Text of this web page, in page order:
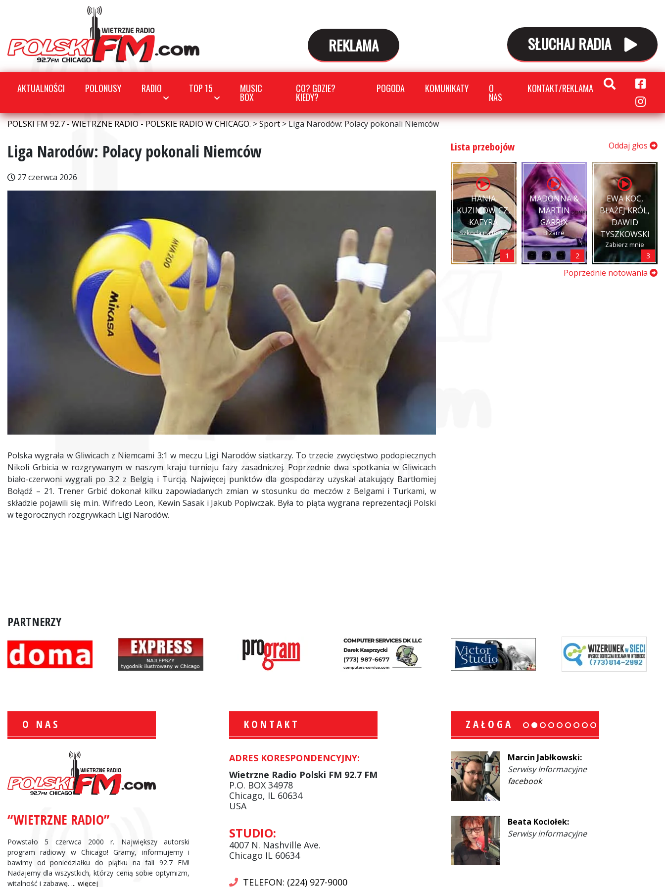
REKLAMA SŁUCHAJ RADIA
AKTUALNOŚCI POLONUSY RADIO TOP 15 MUSIC
BOX
CO? GDZIE?
KIEDY?
POGODA KOMUNIKATY O
NAS
KONTAKT/REKLAMA
POLSKI FM 92.7 - WIETRZNE RADIO - POLSKIE RADIO W CHICAGO.>Sport>Liga Narodów: Polacy pokonali Niemców
Liga Narodów: Polacy pokonali Niemców
27 czerwca 2026
Polska wygrała w Gliwicach z Niemcami 3:1 w meczu Ligi Narodów siatkarzy. To trzecie zwycięstwo podopiecznych
Nikoli Grbicia w rozgrywanym w naszym kraju turnieju fazy zasadniczej. Poprzednie dwa spotkania w Gliwicach
biało-czerwoni wygrali po 3:2 z Belgią i Turcją. Najwięcej punktów dla gospodarzy uzyskał atakujący Bartłomiej
Bołądź – 21. Trener Grbić dokonał kilku zapowiadanych zmian w stosunku do meczów z Belgami i Turkami, w
składzie pojawili się m.in. Wifredo Leon, Kewin Sasak i Jakub Popiwczak. Była to piąta wygrana reprezentacji Polski
w tegorocznych rozgrywkach Ligi Narodów.
Lista przebojów Oddaj głos
HANIA
KUZIMOWICZ,
KAEYRA
Szkoda na to łez
1
MADONNA &
MARTIN
GARRIX
Bizarre
2
EWA KOC,
BŁAŻEJ KRÓL,
DAWID
TYSZKOWSKI
Zabierz mnie
3
Poprzednie notowania
PARTNERZY
O NAS
“WIETRZNE RADIO”
Powstało 5 czerwca 2000 r. Największy autorski
program radiowy w Chicago! Gramy, informujemy i
bawimy od poniedziałku do piątku na fali 92.7 FM!
Nadajemy dla wszystkich, którzy cenią sobie optymizm,
witalność i zabawę. ... więcej
KONTAKT
ADRES KORESPONDENCYJNY:
Wietrzne Radio Polski FM 92.7 FM
P.O. BOX 34978
Chicago, IL 60634
USA
STUDIO:
4007 N. Nashville Ave.
Chicago IL 60634
TELEFON: (224) 927-9000
ZAŁOGA
Informacje Giełdowe
Krzysztof Wawer:
Komentator
facebook
Marcin Jabłkowski:
Serwisy Informacyjne
facebook
Beata Kociołek:
Serwisy informacyjne